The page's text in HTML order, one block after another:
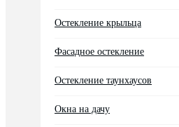
Остекление крыльца
Фасадное остекление
Остекление таунхаусов
Окна на дачу